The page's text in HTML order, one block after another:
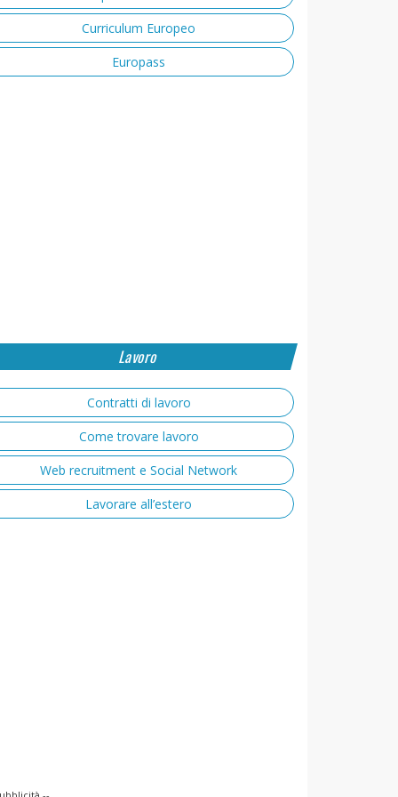
Curriculum Europeo
Europass
Lavoro
Contratti di lavoro
Come trovare lavoro
Web recruitment e Social Network
Lavorare all’estero